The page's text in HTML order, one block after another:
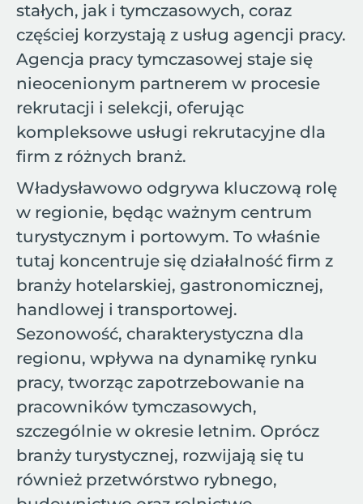
stałych, jak i tymczasowych, coraz
częściej korzystają z usług agencji pracy.
Agencja pracy tymczasowej staje się
nieocenionym partnerem w procesie
rekrutacji i selekcji, oferując
kompleksowe usługi rekrutacyjne dla
firm z różnych branż.
Władysławowo odgrywa kluczową rolę
w regionie, będąc ważnym centrum
turystycznym i portowym. To właśnie
tutaj koncentruje się działalność firm z
branży hotelarskiej, gastronomicznej,
handlowej i transportowej.
Sezonowość, charakterystyczna dla
regionu, wpływa na dynamikę rynku
pracy, tworząc zapotrzebowanie na
pracowników tymczasowych,
szczególnie w okresie letnim. Oprócz
branży turystycznej, rozwijają się tu
również przetwórstwo rybnego,